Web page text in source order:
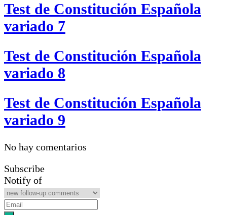
Test de Constitución Española
variado 7
Test de Constitución Española
variado 8
Test de Constitución Española
variado 9
No hay comentarios
Subscribe
Notify of